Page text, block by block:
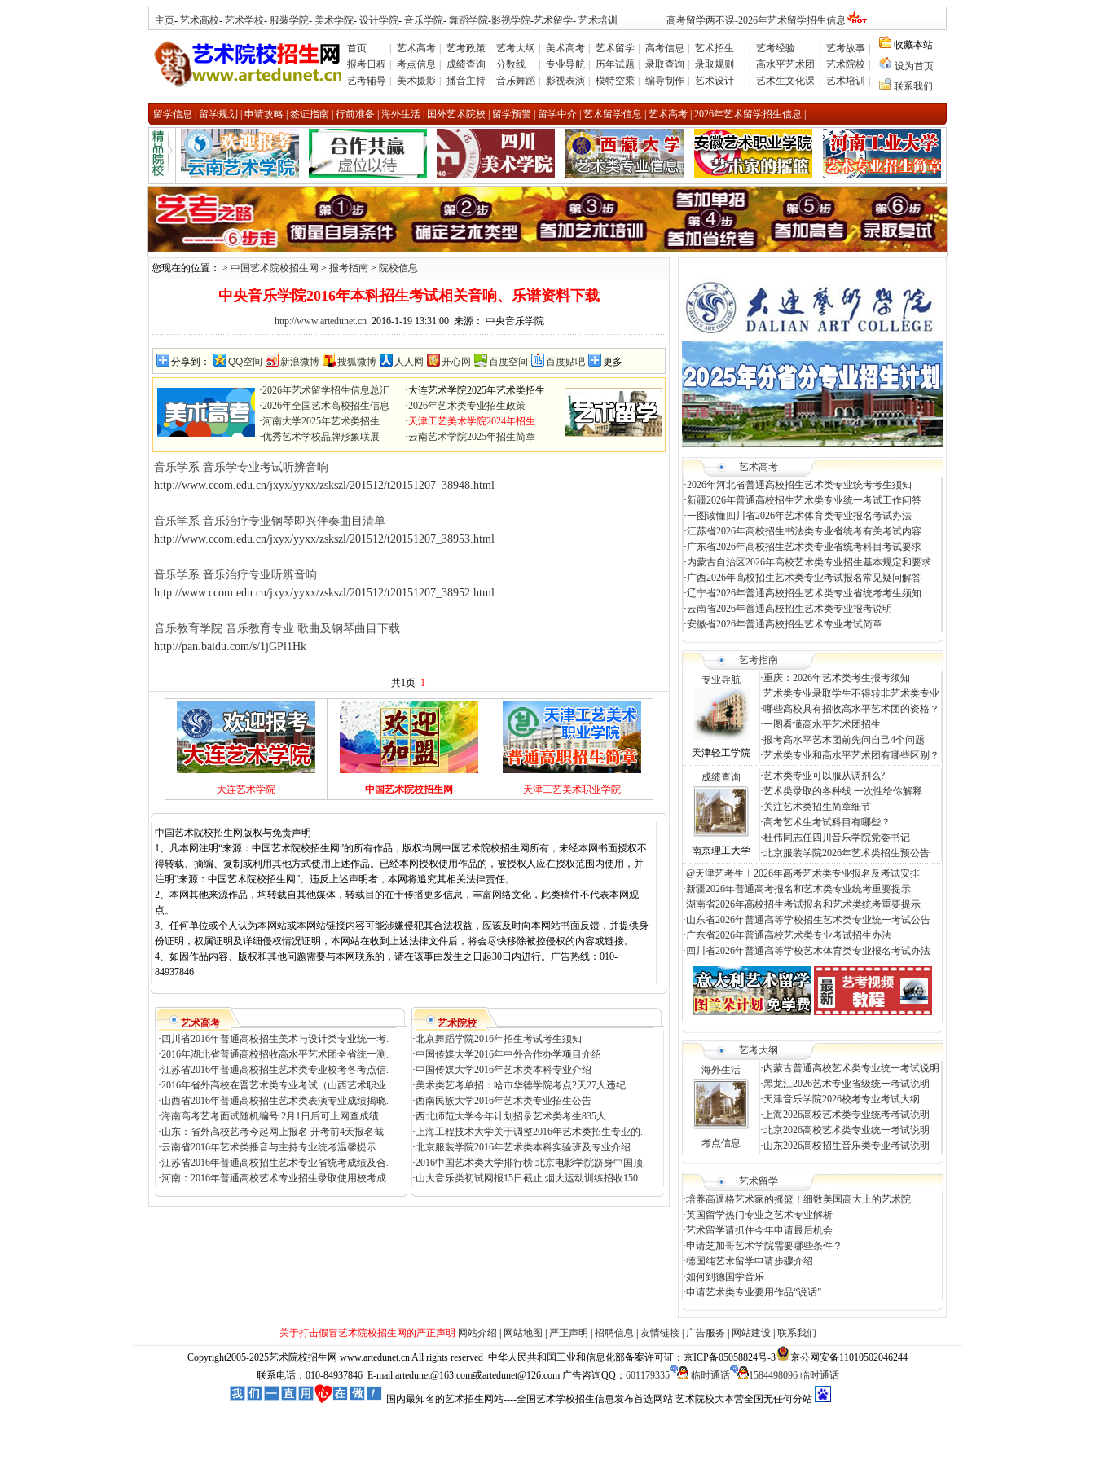
主页- 艺术高校- 艺术学校- 服装学院- 美术学院- 设计学院- 音乐学院- 舞蹈学院-影视学院-艺术留学- 艺术培训 高考留学两不误-2026年艺术留学招生信息
首页 艺术高考 艺考政策 艺考大纲 美术高考 艺术留学 高考信息 艺术招生 艺考经验 艺考故事
报考日程
考点信息 成绩查询 分数线 专业导航 历年试题 录取查询 录取规则 高水平艺术团 艺术院校
艺考辅导
美术摄影 播音主持 音乐舞蹈 影视表演 模特空乘 编导制作 艺术设计 艺术生文化课 艺术培训
收藏本站
设为首页
联系我们
留学信息 留学规划 申请攻略 签证指南 行前准备 海外生活 国外艺术院校 留学预警 留学中介 艺术留学信息 艺术高考 2026年艺术留学招生信息
您现在的位置： > 中国艺术院校招生网 > 报考指南 > 院校信息
中央音乐学院2016年本科招生考试相关音响、乐谱资料下载
http://www.artedunet.cn2016-1-19 13:31:00 来源： 中央音乐学院
分享到： QQ空间 新浪微博 搜狐微博 人人网 开心网 百度空间 百度贴吧 更多
·2026年艺术留学招生信息总汇
·2026年全国艺术高校招生信息
·河南大学2025年艺术类招生
·优秀艺术学校品牌形象联展
·大连艺术学院2025年艺术类招生
·2026年艺术类专业招生政策
·天津工艺美术学院2024年招生
·云南艺术学院2025年招生简章
音乐学系 音乐学专业考试听辨音响
http://www.ccom.edu.cn/jxyx/yyxx/zskszl/201512/t20151207_38948.html
音乐学系 音乐治疗专业钢琴即兴伴奏曲目清单
http://www.ccom.edu.cn/jxyx/yyxx/zskszl/201512/t20151207_38953.html
音乐学系 音乐治疗专业听辨音响
http://www.ccom.edu.cn/jxyx/yyxx/zskszl/201512/t20151207_38952.html
音乐教育学院 音乐教育专业 歌曲及钢琴曲目下载
http://pan.baidu.com/s/1jGPl1Hk
共1页 1
大连艺术学院 中国艺术院校招生网 天津工艺美术职业学院
中国艺术院校招生网版权与免责声明
1、凡本网注明“来源：中国艺术院校招生网”的所有作品，版权均属中国艺术院校招生网所有，未经本网书面授权不
得转载、摘编、复制或利用其他方式使用上述作品。已经本网授权使用作品的，被授权人应在授权范围内使用，并
注明“来源：中国艺术院校招生网”。违反上述声明者，本网将追究其相关法律责任。
2、本网其他来源作品，均转载自其他媒体，转载目的在于传播更多信息，丰富网络文化，此类稿件不代表本网观
点。
3、任何单位或个人认为本网站或本网站链接内容可能涉嫌侵犯其合法权益，应该及时向本网站书面反馈，并提供身
份证明，权属证明及详细侵权情况证明，本网站在收到上述法律文件后，将会尽快移除被控侵权的内容或链接。
4、如因作品内容、版权和其他问题需要与本网联系的，请在该事由发生之日起30日内进行。广告热线：010-
84937846
艺术高考
· 四川省2016年普通高校招生美术与设计类专业统一考.
·2016年湖北省普通高校招收高水平艺术团全省统一测.
·江苏省2016年普通高校招生艺术类专业校考各考点信.
·2016年省外高校在晋艺术类专业考试（山西艺术职业.
·山西省2016年普通高校招生艺术类表演专业成绩揭晓.
·海南高考艺考面试随机编号 2月1日后可上网查成绩
·山东：省外高校艺考今起网上报名 开考前4天报名截.
·云南省2016年艺术类播音与主持专业统考温馨提示
·江苏省2016年普通高校招生艺术专业省统考成绩及合.
·河南：2016年普通高校艺术专业招生录取使用校考成.
艺术院校
·北京舞蹈学院2016年招生考试考生须知
·中国传媒大学2016年中外合作办学项目介绍
·中国传媒大学2016年艺术类本科专业介绍
·美术类艺考单招：哈市华德学院考点2天27人违纪
·西南民族大学2016年艺术类专业招生公告
·西北师范大学今年计划招录艺术类考生835人
·上海工程技术大学关于调整2016年艺术类招生专业的.
·北京服装学院2016年艺术类本科实验班及专业介绍
·2016中国艺术类大学排行榜 北京电影学院跻身中国顶.
·山大音乐类初试网报15日截止 烟大运动训练招收150.
艺术高考
·2026年河北省普通高校招生艺术类专业统考考生须知
·新疆2026年普通高校招生艺术类专业统一考试工作问答
·一图读懂四川省2026年艺术体育类专业报名考试办法
·江苏省2026年高校招生书法类专业省统考有关考试内容
·广东省2026年高校招生艺术类专业省统考科目考试要求
·内蒙古自治区2026年高校艺术类专业招生基本规定和要求
·广西2026年高校招生艺术类专业考试报名常见疑问解答
·辽宁省2026年普通高校招生艺术类专业省统考考生须知
·云南省2026年普通高校招生艺术类专业报考说明
·安徽省2026年普通高校招生艺术专业考试简章
艺考指南
专业导航
天津轻工学院
·重庆：2026年艺术类考生报考须知
·艺术类专业录取学生不得转非艺术类专业
·哪些高校具有招收高水平艺术团的资格？
·一图看懂高水平艺术团招生
·报考高水平艺术团前先问自己4个问题
·艺术类专业和高水平艺术团有哪些区别？
成绩查询
南京理工大学
·艺术类专业可以服从调剂么?
·艺术类录取的各种线 一次性给你解释…
·关注艺术类招生简章细节
·高考艺术生考试科目有哪些？
·杜伟同志任四川音乐学院党委书记
·北京服装学院2026年艺术类招生预公告
·@天津艺考生︱2026年高考艺术类专业报名及考试安排
·新疆2026年普通高考报名和艺术类专业统考重要提示
·湖南省2026年高校招生考试报名和艺术类统考重要提示
·山东省2026年普通高等学校招生艺术类专业统一考试公告
·广东省2026年普通高校艺术类专业考试招生办法
· 四川省2026年普通高等学校艺术体育类专业报名考试办法
艺考大纲
海外生活
考点信息
·内蒙古普通高校艺术类专业统一考试说明
·黑龙江2026艺术专业省级统一考试说明
·天津音乐学院2026校考专业考试大纲
·上海2026高校艺术类专业统考考试说明
·北京2026高校艺术类专业统一考试说明
·山东2026高校招生音乐类专业考试说明
艺术留学
·培养高逼格艺术家的摇篮！细数美国高大上的艺术院.
·英国留学热门专业之艺术专业解析
·艺术留学请抓住今年申请最后机会
·申请芝加哥艺术学院需要哪些条件？
·德国纯艺术留学申请步骤介绍
·如何到德国学音乐
·申请艺术类专业要用作品“说话”
关于打击假冒艺术院校招生网的严正声明 网站介绍 网站地图 严正声明 招聘信息 友情链接| 广告服务 网站建设| 联系我们
Copyright2005-2025艺术院校招生网 www.artedunet.cn All rights reserved 中华人民共和国工业和信息化部备案许可证：京ICP备05058824号-3
京公网安备11010502046244
联系电话：010-84937846 E-mail:artedunet@163.com或artedunet@126.com 广告咨询QQ： 601179335 临时通话 1584498096 临时通话
国内最知名的艺术招生网站----全国艺术学校招生信息发布首选网站 艺术院校大本营全国无任何分站